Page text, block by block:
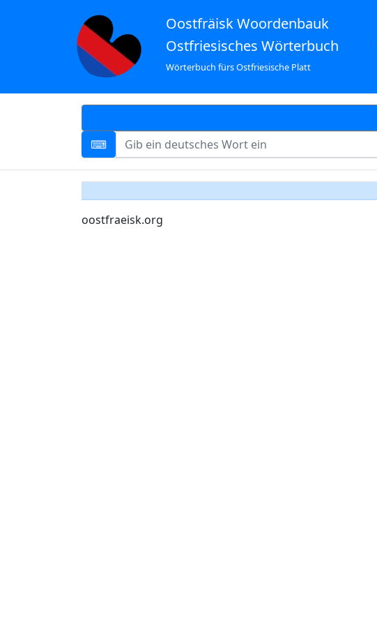
Oostfräisk Woordenbauk
Ostfriesisches Wörterbuch
Wörterbuch fürs Ostfriesische Platt
oostfraeisk.org